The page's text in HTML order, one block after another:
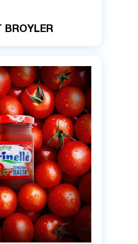
BROYLER